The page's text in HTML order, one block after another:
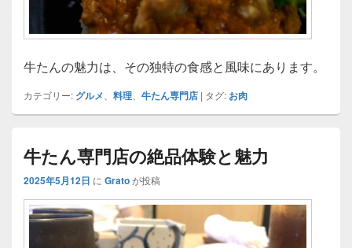
牛たんの魅力は、その独特の食感と風味にあります。
カテゴリー: グルメ 料理 牛たん専門店 | タグ: お肉
牛たん専門店の絶品体験と魅力
2025年5月12日 に Gratoが投稿